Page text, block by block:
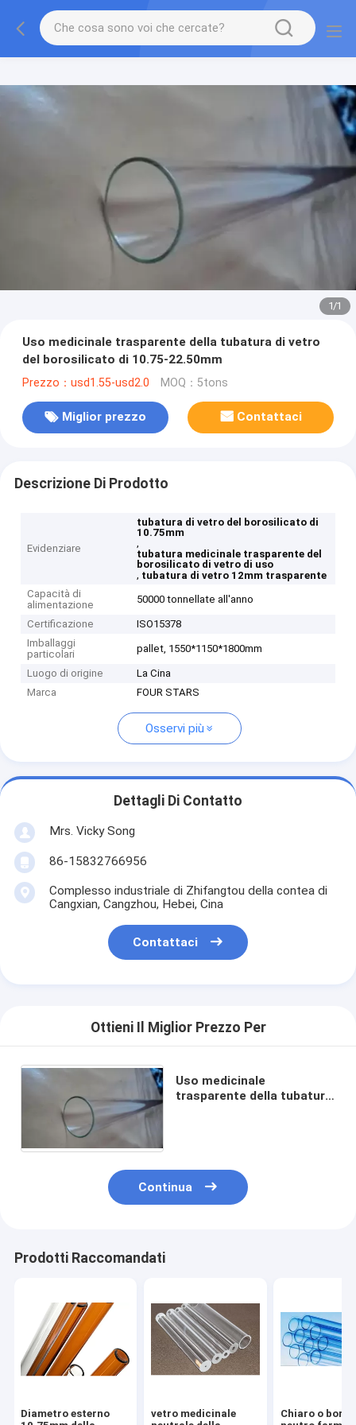
1/1
Uso medicinale trasparente della tubatura di vetro
del borosilicato di 10.75-22.50mm
Prezzo：usd1.55-usd2.0 MOQ：5tons
Miglior prezzo Contattaci
Descrizione Di Prodotto
Evidenziare
tubatura di vetro del borosilicato di
10.75mm
,
tubatura medicinale trasparente del
borosilicato di vetro di uso
, tubatura di vetro 12mm trasparente
Capacità di
alimentazione
50000 tonnellate all'anno
Certificazione
ISO15378
Imballaggi
particolari
pallet, 1550*1150*1800mm
Luogo di origine
La Cina
Marca
FOUR STARS
Osservi più
Dettagli Di Contatto
Mrs. Vicky Song
86-15832766956
Complesso industriale di Zhifangtou della contea di
Cangxian, Cangzhou, Hebei, Cina
Contattaci
Ottieni Il Miglior Prezzo Per
Uso medicinale
trasparente della tubatura
Continua
Prodotti Raccomandati
Diametro esterno
vetro medicinale
Chiaro o